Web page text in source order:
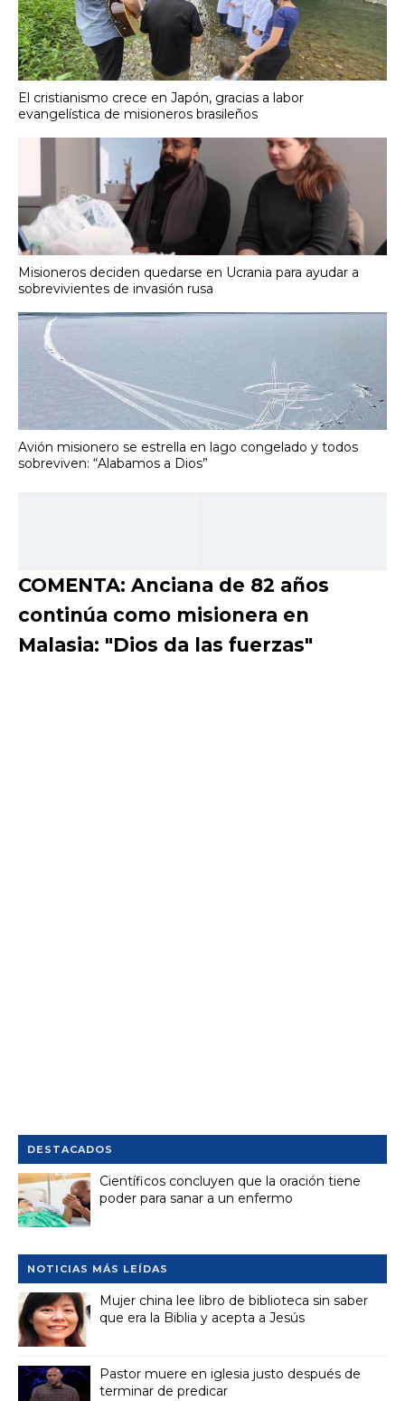
El cristianismo crece en Japón, gracias a labor
evangelística de misioneros brasileños
Misioneros deciden quedarse en Ucrania para ayudar a
sobrevivientes de invasión rusa
Avión misionero se estrella en lago congelado y todos
sobreviven: “Alabamos a Dios”
COMENTA: Anciana de 82 años
continúa como misionera en
Malasia: "Dios da las fuerzas"
DESTACADOS
Científicos concluyen que la oración tiene
poder para sanar a un enfermo
NOTICIAS MÁS LEÍDAS
Mujer china lee libro de biblioteca sin saber
que era la Biblia y acepta a Jesús
Pastor muere en iglesia justo después de
terminar de predicar